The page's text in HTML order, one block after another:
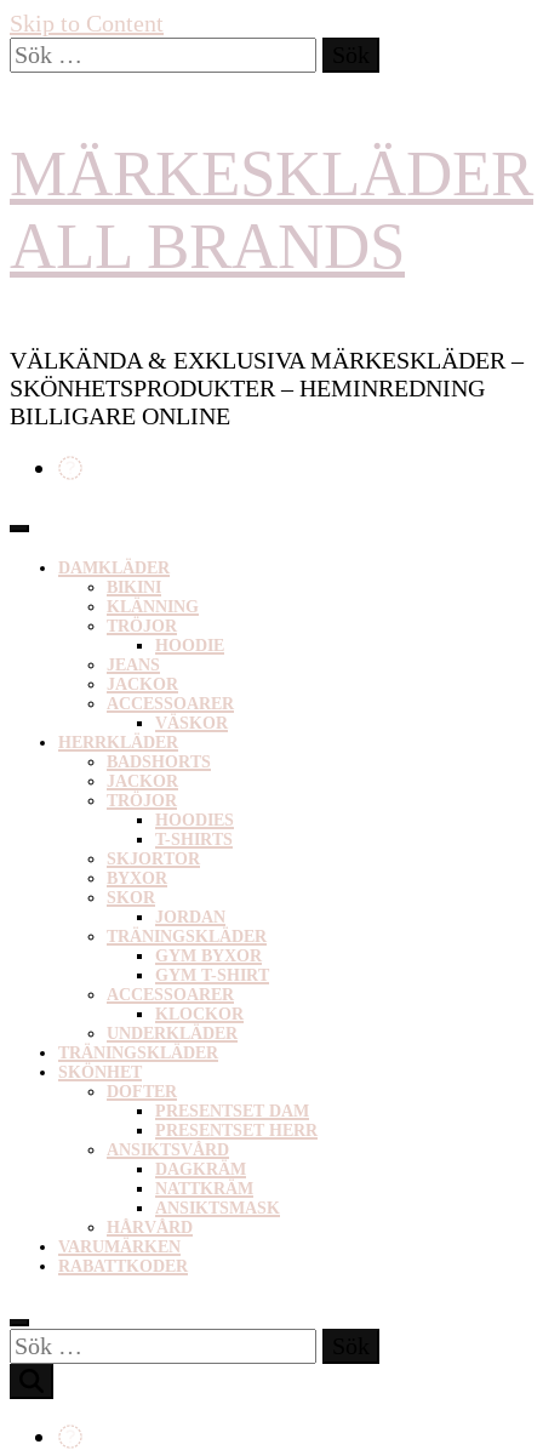
Skip to Content
Sök
efter:
MÄRKESKLÄDER
ALL BRANDS
VÄLKÄNDA & EXKLUSIVA MÄRKESKLÄDER –
SKÖNHETSPRODUKTER – HEMINREDNING
BILLIGARE ONLINE
DAMKLÄDER
BIKINI
KLÄNNING
TRÖJOR
HOODIE
JEANS
JACKOR
ACCESSOARER
VÄSKOR
HERRKLÄDER
BADSHORTS
JACKOR
TRÖJOR
HOODIES
T-SHIRTS
SKJORTOR
BYXOR
SKOR
JORDAN
TRÄNINGSKLÄDER
GYM BYXOR
GYM T-SHIRT
ACCESSOARER
KLOCKOR
UNDERKLÄDER
TRÄNINGSKLÄDER
SKÖNHET
DOFTER
PRESENTSET DAM
PRESENTSET HERR
ANSIKTSVÅRD
DAGKRÄM
NATTKRÄM
ANSIKTSMASK
HÅRVÅRD
VARUMÄRKEN
RABATTKODER
Sök
efter: